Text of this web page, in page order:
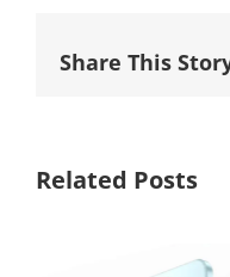
Share This
Related Posts